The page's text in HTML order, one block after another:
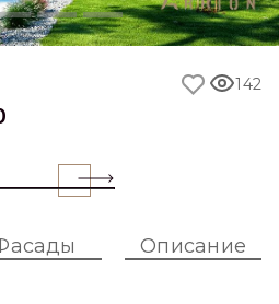
142
Описание